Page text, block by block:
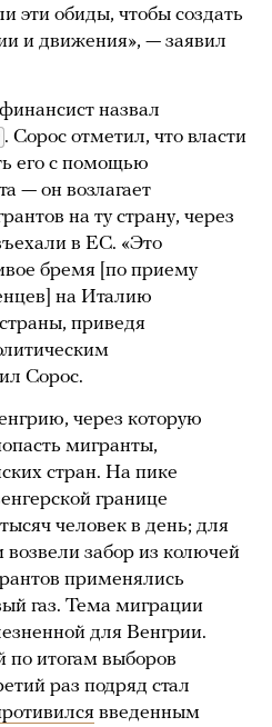
эти обиды, чтобы создать
и движения», — заявил
назвал
. Сорос отметил, что власти
его с помощью
— он возлагает
на ту страну, через
в ЕС. «Это
бремя [по приему
на Италию
приведя
Сорос.
через которую
мигранты,
стран. На пике
границе
человек в день; для
забор из колючей
применялись
газ. Тема миграции
для Венгрии.
итогам выборов
раз подряд стал
введенным